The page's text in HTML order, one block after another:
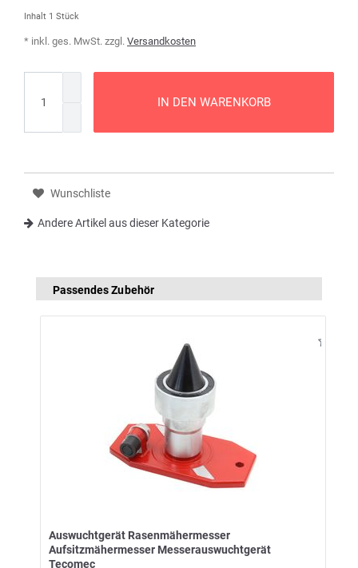
Inhalt 1 Stück
* inkl. ges. MwSt. zzgl. Versandkosten
IN DEN WARENKORB
Wunschliste
Andere Artikel aus dieser Kategorie
Passendes Zubehör
Auswuchtgerät Rasenmähermesser
Aufsitzmähermesser Messerauswuchtgerät
Tecomec